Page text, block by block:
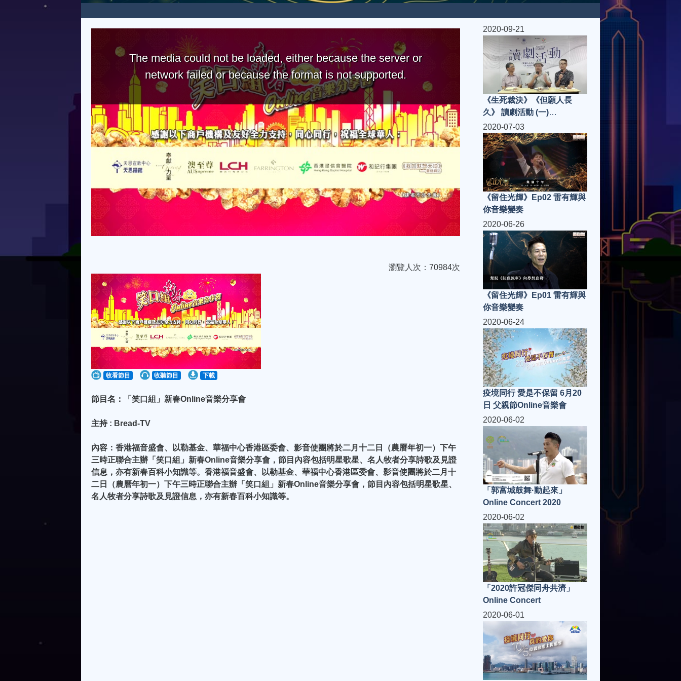
The media could not be loaded, either because the server or
network failed or because the format is not supported.
瀏覽人次：70984次
收看節目 收聽節目 下載
節目名：「笑口組」新春Online音樂分享會
主持 : Bread-TV
內容：香港福音盛會、以勒基金、華福中心香港區委會、影音使團將於二月十二日（農曆年初一）下午
三時正聯合主辦「笑口組」新春Online音樂分享會，節目內容包括明星歌星、名人牧者分享詩歌及見證
信息，亦有新春百科小知識等。香港福音盛會、以勒基金、華福中心香港區委會、影音使團將於二月十
二日（農曆年初一）下午三時正聯合主辦「笑口組」新春Online音樂分享會，節目內容包括明星歌星、
名人牧者分享詩歌及見證信息，亦有新春百科小知識等。
2020-09-21
《生死裁決》《但願人長
久》 讀劇活動 (一)
19/09/2020
2020-07-03
《留住光輝》Ep02 雷有輝與
你音樂變奏
2020-06-26
《留住光輝》Ep01 雷有輝與
你音樂變奏
2020-06-24
疫境同行 愛是不保留 6月20
日 父親節Online音樂會
2020-06-02
「郭富城鼓舞·動起來」
Online Concert 2020
2020-06-02
「2020許冠傑同舟共濟」
Online Concert
2020-06-01